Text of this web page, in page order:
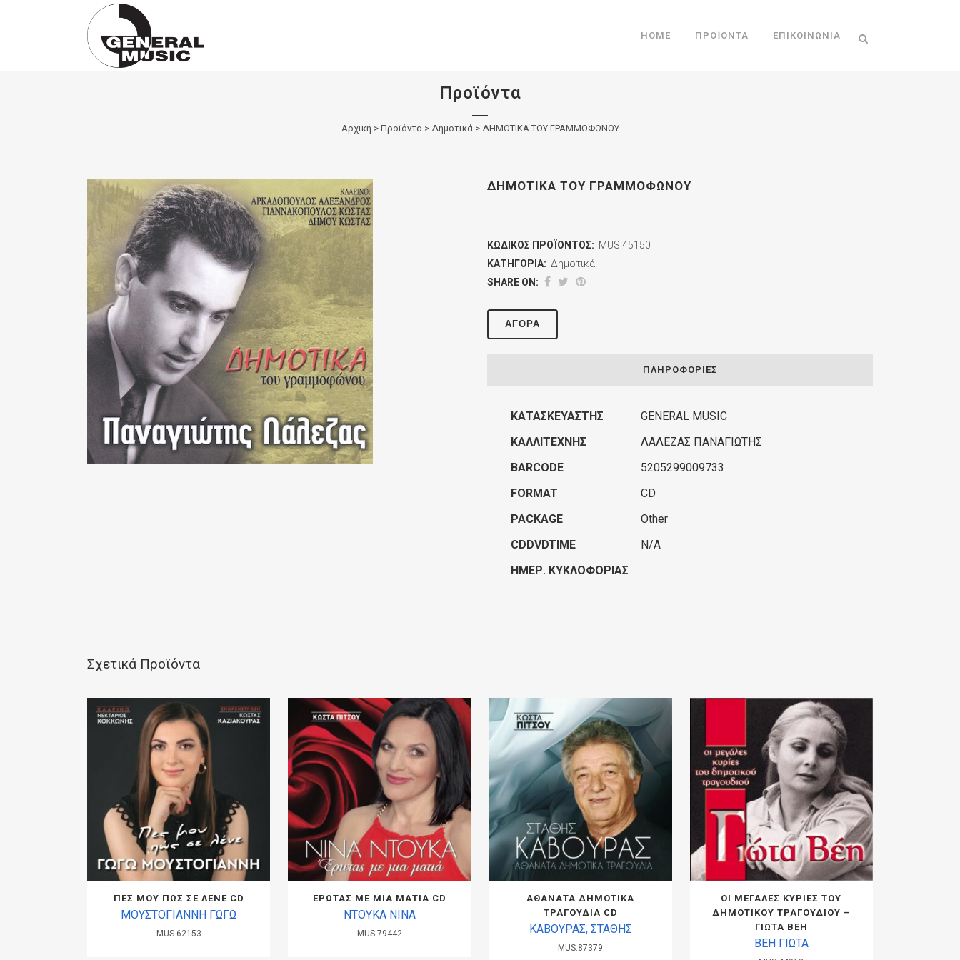
Products
HOME ΠΡΟΪΌΝΤΑ ΕΠΙΚΟΙΝΩΝΊΑ
Προϊόντα
Αρχική > Προϊόντα> Δημοτικά> ΔΗΜΟΤΙΚΑ ΤΟΥ ΓΡΑΜΜΟΦΩΝΟΥ
ΔΗΜΟΤΙΚΑ ΤΟΥ ΓΡΑΜΜΟΦΩΝΟΥ
ΚΩΔΙΚΌΣ ΠΡΟΪΌΝΤΟΣ: MUS.45150
ΚΑΤΗΓΟΡΊΑ: Δημοτικά
SHARE ON:
ΑΓΟΡΆ
ΠΛΗΡΟΦΟΡΊΕΣ
ΚΑΤΑΣΚΕΥΑΣΤΉΣ
GENERAL MUSIC
ΚΑΛΛΙΤΈΧΝΗΣ
ΛΑΛΕΖΑΣ ΠΑΝΑΓΙΩΤΗΣ
BARCODE
5205299009733
FORMAT
CD
PACKAGE
Other
CDDVDTIME
N/A
ΗΜΕΡ. ΚΥΚΛΟΦΟΡΊΑΣ
Σχετικά Προϊόντα
ΠΕΣ ΜΟΥ ΠΩΣ ΣΕ ΛΕΝΕ CD
ΜΟΥΣΤΟΓΙΑΝΝΗ ΓΩΓΩ
MUS.62153
ΕΡΩΤΑΣ ΜΕ ΜΙΑ ΜΑΤΙΑ CD
ΝΤΟΥΚΑ ΝΙΝΑ
MUS.79442
ΑΘΑΝΑΤΑ ΔΗΜΟΤΙΚΑ
ΤΡΑΓΟΥΔΙΑ CD
ΚΑΒΟΥΡΑΣ, ΣΤΑΘΗΣ
MUS.87379
ΟΙ ΜΕΓΑΛΕΣ ΚΥΡΙΕΣ ΤΟΥ
ΔΗΜΟΤΙΚΟΥ ΤΡΑΓΟΥΔΙΟΥ –
ΓΙΩΤΑ ΒΕΗ
ΒΕΗ ΓΙΩΤΑ